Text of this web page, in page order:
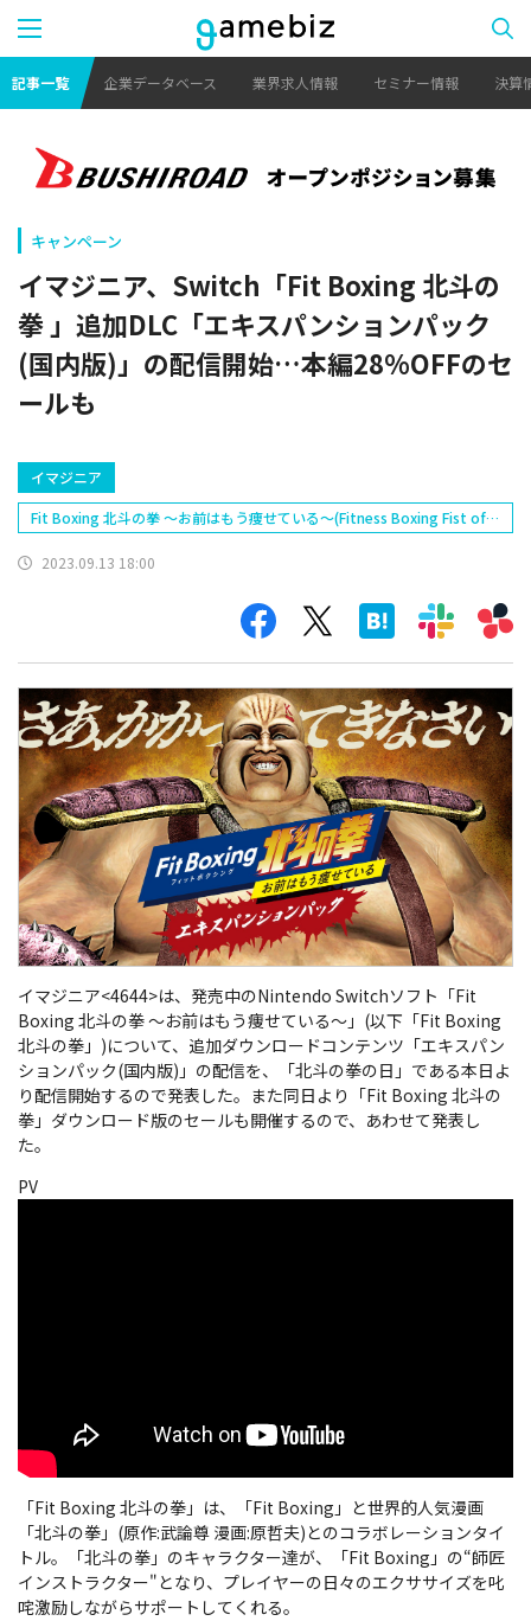
記事一覧 企業データベース 業界求人情報 セミナー情報 決算
キャンペーン
イマジニア、Switch「Fit Boxing 北斗の
拳 」追加DLC「エキスパンションパック
(国内版)」の配信開始…本編28%OFFのセ
ールも
イマジニア
Fit Boxing 北斗の拳 ～お前はもう痩せている～(Fitness Boxing Fist of
2023.09.13 18:00
イマジニア<4644>は、発売中のNintendo Switchソフト「Fit
Boxing 北斗の拳 ～お前はもう痩せている～」(以下「Fit Boxing
北斗の拳」)について、追加ダウンロードコンテンツ「エキスパン
ションパック(国内版)」の配信を、「北斗の拳の日」である本日よ
り配信開始するので発表した。また同日より「Fit Boxing 北斗の
拳」ダウンロード版のセールも開催するので、あわせて発表し
た。
PV
「Fit Boxing 北斗の拳」は、「Fit Boxing」と世界的人気漫画
「北斗の拳」(原作:武論尊 漫画:原哲夫)とのコラボレーションタイ
トル。「北斗の拳」のキャラクター達が、「Fit Boxing」の“師匠
インストラクター"となり、プレイヤーの日々のエクササイズを叱
咤激励しながらサポートしてくれる。